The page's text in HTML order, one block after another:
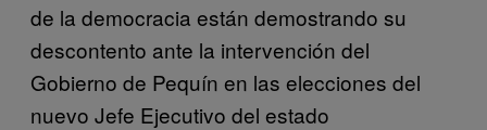
de la democracia están demostrando su
descontento ante la intervención del
Gobierno de Pequín en las elecciones del
nuevo Jefe Ejecutivo del estado